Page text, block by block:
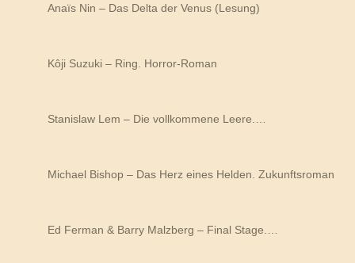
Anaïs Nin – Das Delta der Venus (Lesung)
Kôji Suzuki – Ring. Horror-Roman
Stanislaw Lem – Die vollkommene Leere.…
Michael Bishop – Das Herz eines Helden. Zukunftsroman
Ed Ferman & Barry Malzberg – Final Stage.…